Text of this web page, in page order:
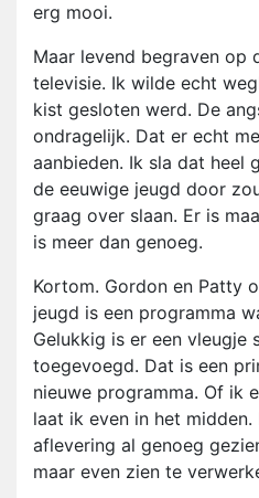
erg mooi.
Maar levend begraven op
televisie. Ik wilde echt
kist gesloten werd. De
ondragelijk. Dat er echt
aanbieden. Ik sla dat heel
de eeuwige jeugd door
graag over slaan. Er is
is meer dan genoeg.
Kortom. Gordon en Patty
jeugd is een programma
Gelukkig is er een vleugje
toegevoegd. Dat is een
nieuwe programma. Of ik
laat ik even in het
aflevering al genoeg
maar even zien te